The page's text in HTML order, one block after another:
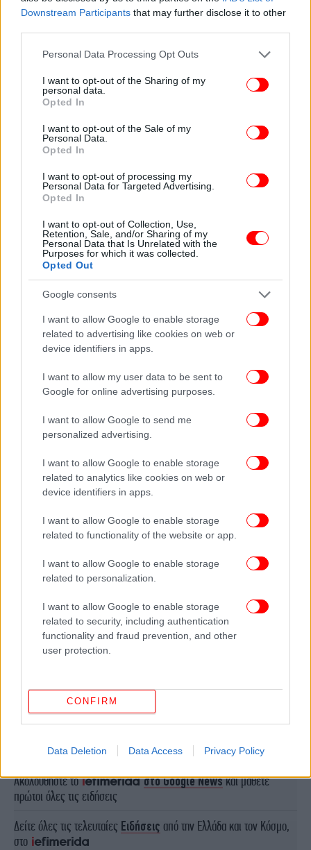
Downstream Participants that may further disclose it to other
Please note that this website/app uses one or more Google
not limited to your visit or usage behaviour. You may click to
grant or deny consent to Google and its third-party tags to
use your data for below specified purposes in below Google
consent section.
Personal Data Processing Opt Outs
I want to opt-out of the Sharing of my
personal data.
Opted In
I want to opt-out of the Sale of my
Personal Data.
Opted In
I want to opt-out of processing my
Personal Data for Targeted Advertising.
Opted In
I want to opt-out of Collection, Use,
Retention, Sale, and/or Sharing of my
Personal Data that Is Unrelated with the
Purposes for which it was collected.
Opted Out
Google consents
I want to allow Google to enable storage
related to advertising like cookies on web or
device identifiers in apps.
I want to allow my user data to be sent to
Google for online advertising purposes.
I want to allow Google to send me
personalized advertising.
I want to allow Google to enable storage
related to analytics like cookies on web or
device identifiers in apps.
I want to allow Google to enable storage
related to functionality of the website or app.
I want to allow Google to enable storage
related to personalization.
I want to allow Google to enable storage
related to security, including authentication
functionality and fraud prevention, and other
user protection.
CONFIRM
Data Deletion Data Access Privacy Policy
Οπως αποκάλυπτε μάλιστα τότε ο Ηλίας Λογοθέτης,
ασθένεια: «Στην 4η δημοτικού είχα πάθει μια
δύσκολη ασθένεια, την οστρακιά, που τότε ήταν
θανατηφόρα. Νομίζω ότι σ' εκείνη την περίοδο της
αρρώστιας συνέβη η μεγάλη μεταβολή του μυαλού
μου. Μέχρι τότε θεωρούσαν ότι είχα ένα πολύ
αλλόκοτο μυαλό το οποίο έρχονταν ειδικοί και το
εξέταζαν, διότι αποστήθιζα τεράστιας έκτασης
κείμενα αρχαίων και Λατίνων συγγραφέων, απ' το
ΠΕΡΙΣΣΟΤΕΡΑ ΒΙΝΤΕΟ
Ακολουθήστε το στο Google Newsκαι μάθετε
πρώτοι όλες τις ειδήσεις
Δείτε όλες τις τελευταίες Ειδήσεις από την Ελλάδα και τον Κόσμο,
στο